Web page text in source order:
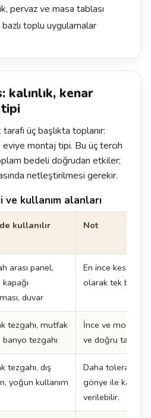
pervaz ve masa tablası
toplu uygulamalar
kalınlık, kenar
üç başlıkta toplanır:
eviye montaj tipi. Bu üç tercih
bedeli doğrudan etkiler;
netleştirilmesi gerekir.
ve kullanım alanları
kullanılır Not
arası panel,
duvar
En ince kesit.
olarak tek
tezgahı, mutfak
banyo tezgahı
İnce ve modern
ve doğru taşıma
tezgahı, dış
yoğun kullanım
Daha toleranslı
gönye ile kalın
verilebilir.